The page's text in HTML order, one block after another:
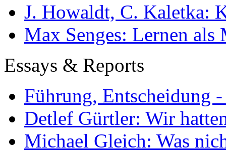
J. Howaldt, C. Kaletka:
Max Senges: Lernen als
Essays & Reports
Führung, Entscheidung
Detlef Gürtler: Wir
Michael Gleich: Was